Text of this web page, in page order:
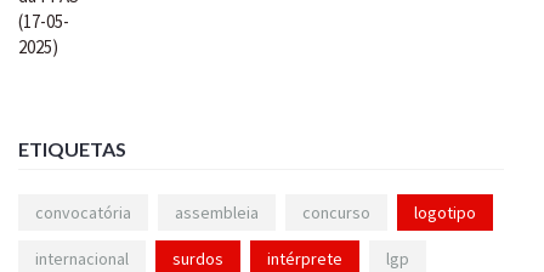
ETIQUETAS
convocatória assembleia concurso logotipo
internacional surdos intérprete lgp